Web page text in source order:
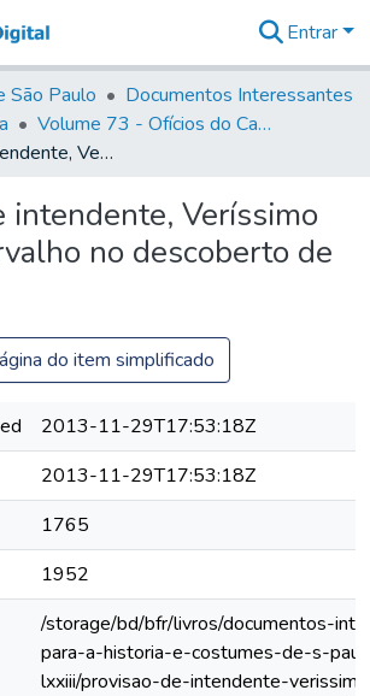
&
Coleções
Tudo na
Biblioteca
Estatísticas
Entrar
São Paulo
Documentos Interessantes
Volume 73 - Ofícios do Capitão General D. Luis Antonio de Souza Botelho Mourão (Morgado de Matheus): 1765-1766
Provisão de intendente, Veríssimo João de Carvalho no descoberto de Sapucaí
intendente, Veríssimo
no descoberto de
do item simplificado
2013-11-29T17:53:18Z
2013-11-29T17:53:18Z
1765
1952
/storage/bd/bfr/livros/documentos-
para-a-historia-e-costumes-de-s-
lxxiii/provisao-de-intendente-